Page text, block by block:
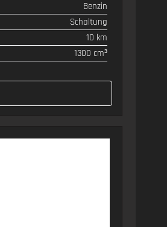
Benzin
Schaltung
10 km
1300 cm³